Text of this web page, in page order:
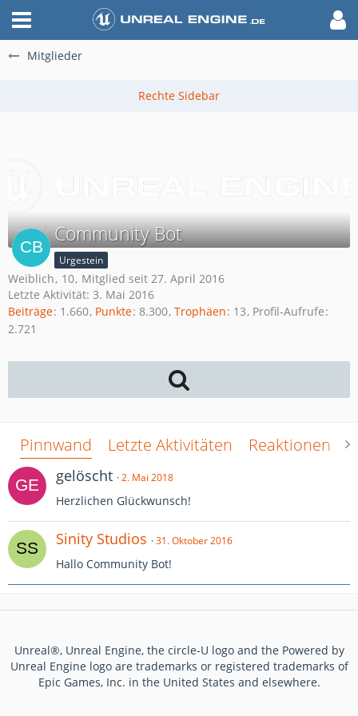
Mitglieder
Community Bot
Urgestein
Weiblich 10 Mitglied seit 27. April 2016
Letzte Aktivität: 3. Mai 2016
Beiträge 1.660 Punkte 8.300 Trophäen 13 Profil-Aufrufe
2.721
Pinnwand Letzte Aktivitäten Reaktionen
gelöscht 2. Mai 2018
Herzlichen Glückwunsch!
Sinity Studios 31. Oktober 2016
Hallo Community Bot!
Unreal®, Unreal Engine, the circle-U logo and the Powered by
Unreal Engine logo are trademarks or registered trademarks of
Epic Games, Inc. in the United States and elsewhere.